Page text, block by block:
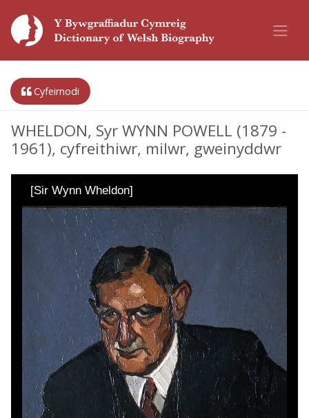
Cyfeirnodi
WHELDON, Syr WYNN POWELL (1879 -
1961), cyfreithiwr, milwr, gweinyddwr
[Sir Wynn Wheldon]